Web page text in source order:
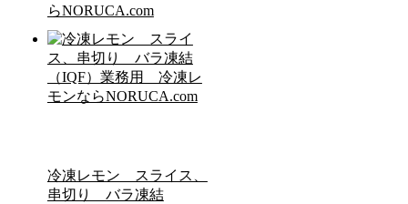
らNORUCA.com
冷凍レモン スライス、
串切り バラ凍結